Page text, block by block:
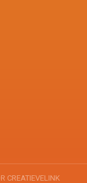
CREATIEVELINK